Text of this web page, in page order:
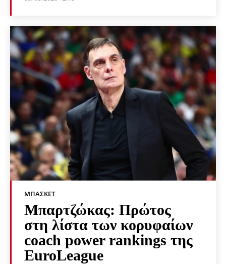
ΜΠΆΣΚΕΤ
Μπαρτζώκας: Πρώτος
στη λίστα των κορυφαίων
coach power rankings της
EuroLeague